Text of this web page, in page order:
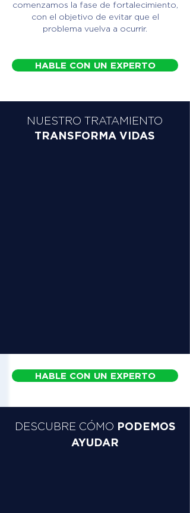
comenzamos la fase de fortalecimiento,
con el objetivo de evitar que el
problema vuelva a ocurrir.
HABLE CON UN EXPERTO
NUESTRO TRATAMIENTO
TRANSFORMA VIDAS
HABLE CON UN EXPERTO
DESCUBRE CÓMO PODEMOS
AYUDAR